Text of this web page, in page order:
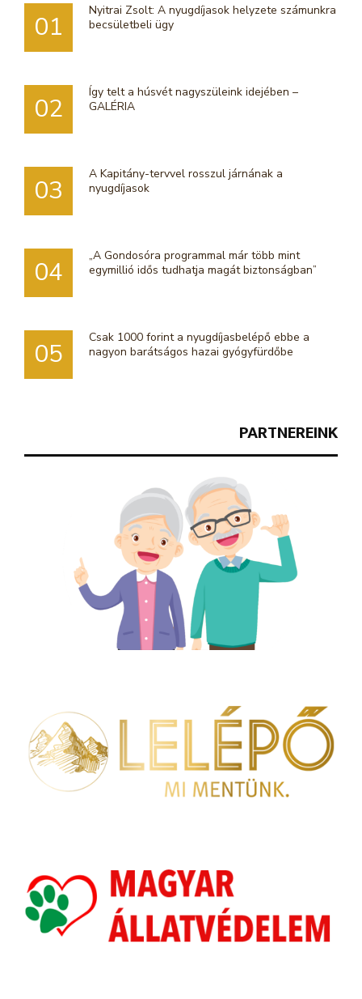
PARTNEREINK
01
Nyitrai Zsolt: A nyugdíjasok helyzete számunkra
becsületbeli ügy
02
Így telt a húsvét nagyszüleink idejében –
GALÉRIA
03
A Kapitány-tervvel rosszul járnának a
nyugdíjasok
04
„A Gondosóra programmal már több mint
egymillió idős tudhatja magát biztonságban”
05
Csak 1000 forint a nyugdíjasbelépő ebbe a
nagyon barátságos hazai gyógyfürdőbe